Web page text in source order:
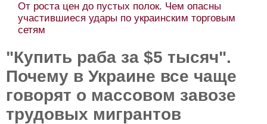
От роста цен до пустых полок. Чем опасны
участившиеся удары по украинским торговым
сетям
"Купить раба за $5 тысяч".
Почему в Украине все чаще
говорят о массовом завозе
трудовых мигрантов